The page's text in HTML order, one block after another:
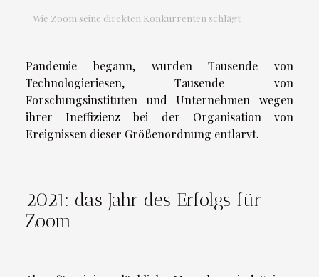
Wie Zoom seine direkten Konkurrenten schlägt
Pandemie begann, wurden Tausende von
Technologieriesen, Tausende von
Forschungsinstituten und Unternehmen wegen
ihrer Ineffizienz bei der Organisation von
Ereignissen dieser Größenordnung entlarvt.
2021: das Jahr des Erfolgs für
Zoom